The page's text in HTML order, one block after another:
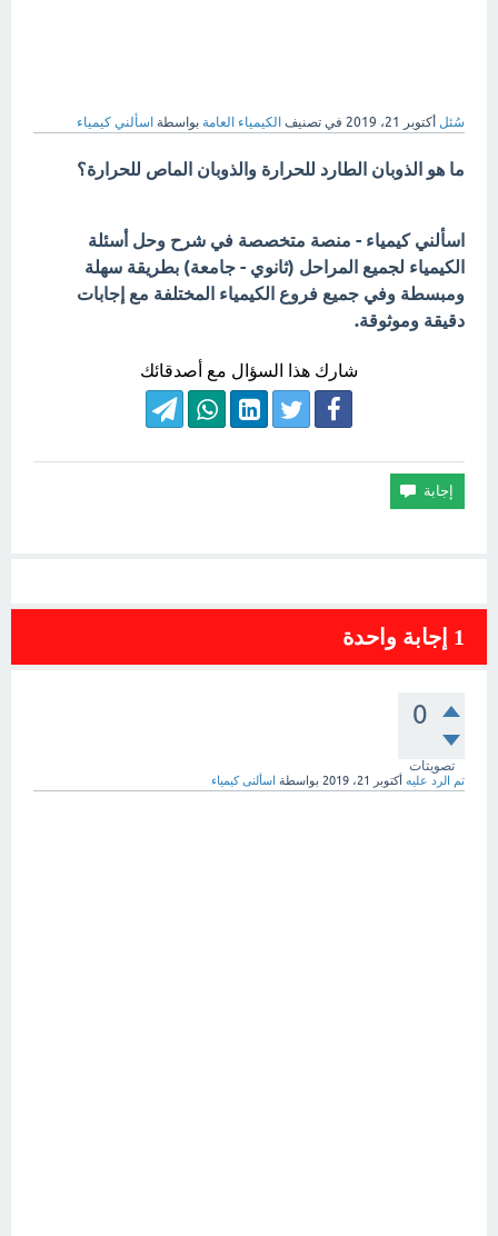
سُئل أكتوبر 21، 2019 في تصنيف الكيمياء العامة بواسطة اسألني كيمياء
ما هو الذوبان الطارد للحرارة والذوبان الماص للحرارة؟
اسألني كيمياء - منصة متخصصة في شرح وحل أسئلة
الكيمياء لجميع المراحل (ثانوي - جامعة) بطريقة سهلة
ومبسطة وفي جميع فروع الكيمياء المختلفة مع إجابات
دقيقة وموثوقة.
شارك هذا السؤال مع أصدقائك
1 إجابة واحدة
0
تصويتات
تم الرد عليه أكتوبر 21، 2019 بواسطة اسألنى كيمياء